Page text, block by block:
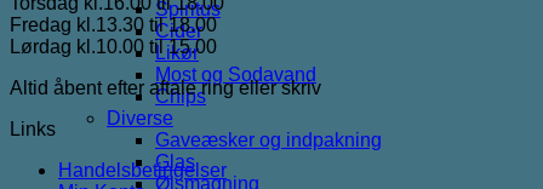
Spiritus
Cider
Likør
Most og Sodavand
Chips
Diverse
Gaveæsker og indpakning
Glas
Ølsmagning
Fredag kl.13.30 til 18.00
Lørdag kl.10.00 til 15.00
Altid åbent efter aftale ring eller skriv
Links
Handelsbetingelser